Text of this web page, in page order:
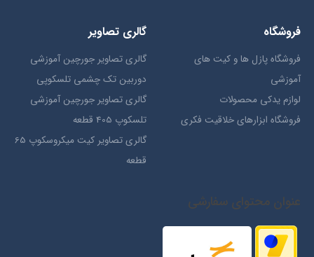
فروشگاه
فروشگاه پازل ها و کیت های
آموزشی
لوازم یدکی محصولات
فروشگاه ابزارهای خلاقیت فکری
گالری تصاویر
گالری تصاویر جورچین آموزشی
دوربین تک چشمی تلسکوپی
گالری تصاویر جورچین آموزشی
تلسکوپ 405 قطعه
گالری تصاویر کیت میکروسکوپ 65
قطعه
عنوان محتوای سفارشی